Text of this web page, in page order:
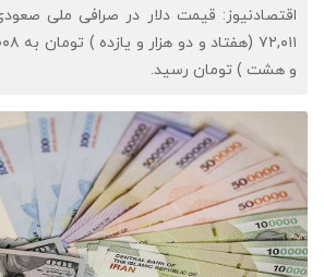
اقتصادنیوز: قیمت دلار در صرافی ملی
و هشت ) تومان رسید.